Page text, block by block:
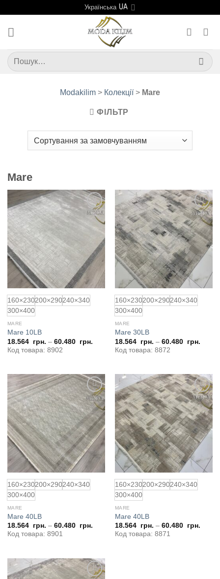
content
Українська
Шукати:
Modakilim > Колекції> Mare
ФІЛЬТР
Mare
Додати
обраного
160×230200×290240×340
300×400
MARE
Mare 10LB
18.564 грн. – 60.480 грн.
Код товара: 8902
Додати
до
обраного
160×230200×290240×340
300×400
MARE
Mare 30LB
18.564 грн. – 60.480 грн.
Код товара: 8872
Додати
до
обраного
160×230200×290240×340
300×400
MARE
Mare 40LB
18.564 грн. – 60.480 грн.
Код товара: 8901
Додати
до
обраного
160×230200×290240×340
300×400
MARE
Mare 40LB
18.564 грн. – 60.480 грн.
Код товара: 8871